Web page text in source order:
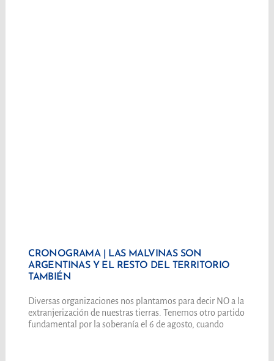
CRONOGRAMA | LAS MALVINAS SON
ARGENTINAS Y EL RESTO DEL TERRITORIO
TAMBIÉN
Diversas organizaciones nos plantamos para decir NO a la
extranjerización de nuestras tierras. Tenemos otro partido
fundamental por la soberanía el 6 de agosto, cuando